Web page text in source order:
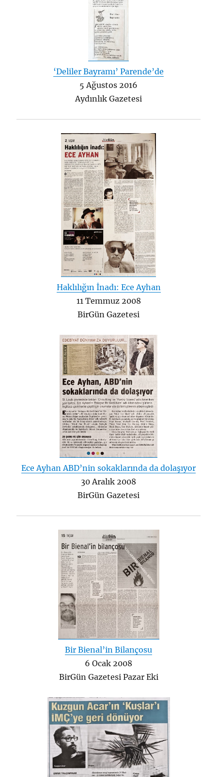
‘Deliler Bayramı’ Parende’de
5 Ağustos 2016
Aydınlık Gazetesi
Haklılığın İnadı: Ece Ayhan
11 Temmuz 2008
BirGün Gazetesi
Ece Ayhan ABD’nin sokaklarında da dolaşıyor
30 Aralık 2008
BirGün Gazetesi
Bir Bienal’in Bilançosu
6 Ocak 2008
BirGün Gazetesi Pazar Eki